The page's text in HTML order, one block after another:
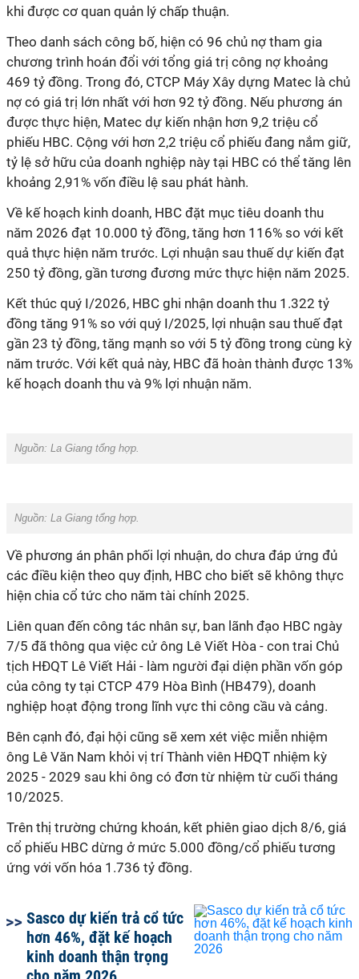
khi được cơ quan quản lý chấp thuận.
Theo danh sách công bố, hiện có 96 chủ nợ tham gia
chương trình hoán đổi với tổng giá trị công nợ khoảng
469 tỷ đồng. Trong đó, CTCP Máy Xây dựng Matec là chủ
nợ có giá trị lớn nhất với hơn 92 tỷ đồng. Nếu phương án
được thực hiện, Matec dự kiến nhận hơn 9,2 triệu cổ
phiếu HBC. Cộng với hơn 2,2 triệu cổ phiếu đang nắm giữ,
tỷ lệ sở hữu của doanh nghiệp này tại HBC có thể tăng lên
khoảng 2,91% vốn điều lệ sau phát hành.
Về kế hoạch kinh doanh, HBC đặt mục tiêu doanh thu
năm 2026 đạt 10.000 tỷ đồng, tăng hơn 116% so với kết
quả thực hiện năm trước. Lợi nhuận sau thuế dự kiến đạt
250 tỷ đồng, gần tương đương mức thực hiện năm 2025.
Kết thúc quý I/2026, HBC ghi nhận doanh thu 1.322 tỷ
đồng tăng 91% so với quý I/2025, lợi nhuận sau thuế đạt
gần 23 tỷ đồng, tăng mạnh so với 5 tỷ đồng trong cùng kỳ
năm trước. Với kết quả này, HBC đã hoàn thành được 13%
kế hoạch doanh thu và 9% lợi nhuận năm.
Nguồn: La Giang tổng hợp.
Nguồn: La Giang tổng hợp.
Về phương án phân phối lợi nhuận, do chưa đáp ứng đủ
các điều kiện theo quy định, HBC cho biết sẽ không thực
hiện chia cổ tức cho năm tài chính 2025.
Liên quan đến công tác nhân sự, ban lãnh đạo HBC ngày
7/5 đã thông qua việc cử ông Lê Viết Hòa - con trai Chủ
tịch HĐQT Lê Viết Hải - làm người đại diện phần vốn góp
của công ty tại CTCP 479 Hòa Bình (HB479), doanh
nghiệp hoạt động trong lĩnh vực thi công cầu và cảng.
Bên cạnh đó, đại hội cũng sẽ xem xét việc miễn nhiệm
ông Lê Văn Nam khỏi vị trí Thành viên HĐQT nhiệm kỳ
2025 - 2029 sau khi ông có đơn từ nhiệm từ cuối tháng
10/2025.
Trên thị trường chứng khoán, kết phiên giao dịch 8/6, giá
cổ phiếu HBC dừng ở mức 5.000 đồng/cổ phiếu tương
ứng với vốn hóa 1.736 tỷ đồng.
Sasco dự kiến trả cổ tức
hơn 46%, đặt kế hoạch
kinh doanh thận trọng